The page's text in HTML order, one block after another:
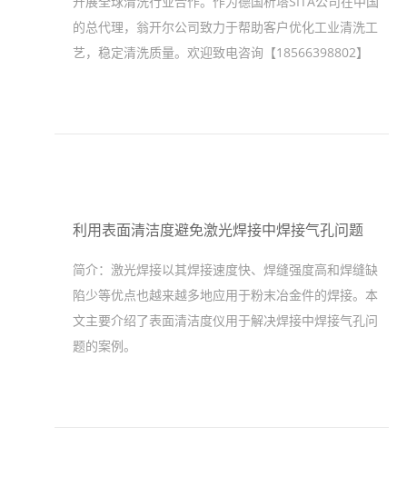
的总代理，翁开尔公司致力于帮助客户优化工业清洗工
艺，稳定清洗质量。欢迎致电咨询【18566398802】
利用表面清洁度避免激光焊接中焊接气孔问题
简介： 激光焊接以其焊接速度快、焊缝强度高和焊缝缺
陷少等优点也越来越多地应用于粉末冶金件的焊接。本
文主要介绍了表面清洁度仪用于解决焊接中焊接气孔问
题的案例。